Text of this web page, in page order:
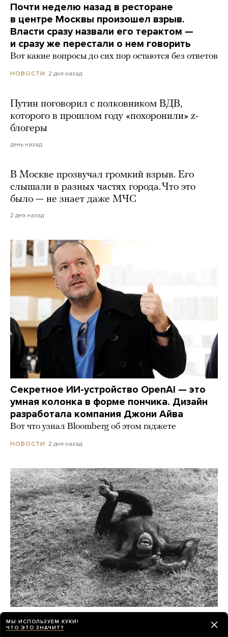
Почти неделю назад в ресторане
в центре Москвы произошел взрыв.
Власти сразу назвали его терактом —
и сразу же перестали о нем говорить
Вот какие вопросы до сих пор остаются без ответов
НОВОСТИ 2 дня назад
Путин поговорил с полковником ВДВ,
которого в прошлом году «похоронили» z-
блогеры
день назад
В Москве прозвучал громкий взрыв. Его
слышали в разных частях города. Что это
было — не знает даже МЧС
2 дня назад
Секретное ИИ-устройство OpenAI — это
умная колонка в форме пончика. Дизайн
разработала компания Джони Айва
Вот что узнал Bloomberg об этом гаджете
НОВОСТИ 2 дня назад
Шимпанзе и гориллы умеют смеяться как
люди, а крысы — хихикать
МЫ ИСПОЛЬЗУЕМ КУКИ!
ЧТО ЭТО ЗНАЧИТ?